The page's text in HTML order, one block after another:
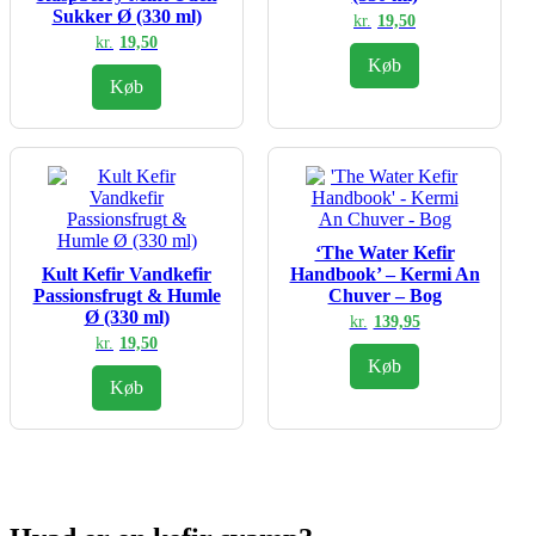
Sukker Ø (330 ml)
kr. 19,50
Køb
kr. 19,50
Køb
Kult Kefir Vandkefir
Passionsfrugt & Humle
Ø (330 ml)
kr. 19,50
Køb
‘The Water Kefir
Handbook’ – Kermi An
Chuver – Bog
kr. 139,95
Køb